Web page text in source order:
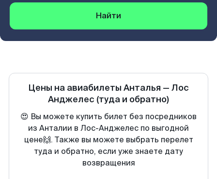
Найти
Цены на авиабилеты Анталья — Лос
Анджелес (туда и обратно)
😍 Вы можете купить билет без посредников
из Анталии в Лос-Анджелес по выгодной
цене🙌. Также вы можете выбрать перелет
туда и обратно, если уже знаете дату
возвращения